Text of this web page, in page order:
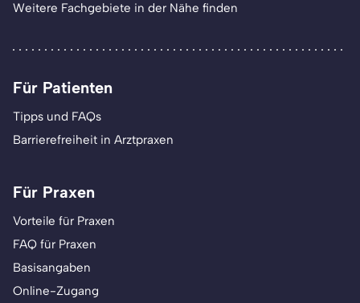
Weitere Fachgebiete in der Nähe finden
Für Patienten
Tipps und FAQs
Barrierefreiheit in Arztpraxen
Für Praxen
Vorteile für Praxen
FAQ für Praxen
Basisangaben
Online-Zugang